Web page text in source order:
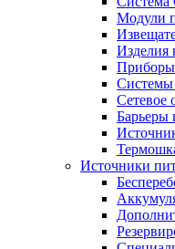
Модули
Изделия
Приборы
Системы
Сетевое
Барьеры
Источники